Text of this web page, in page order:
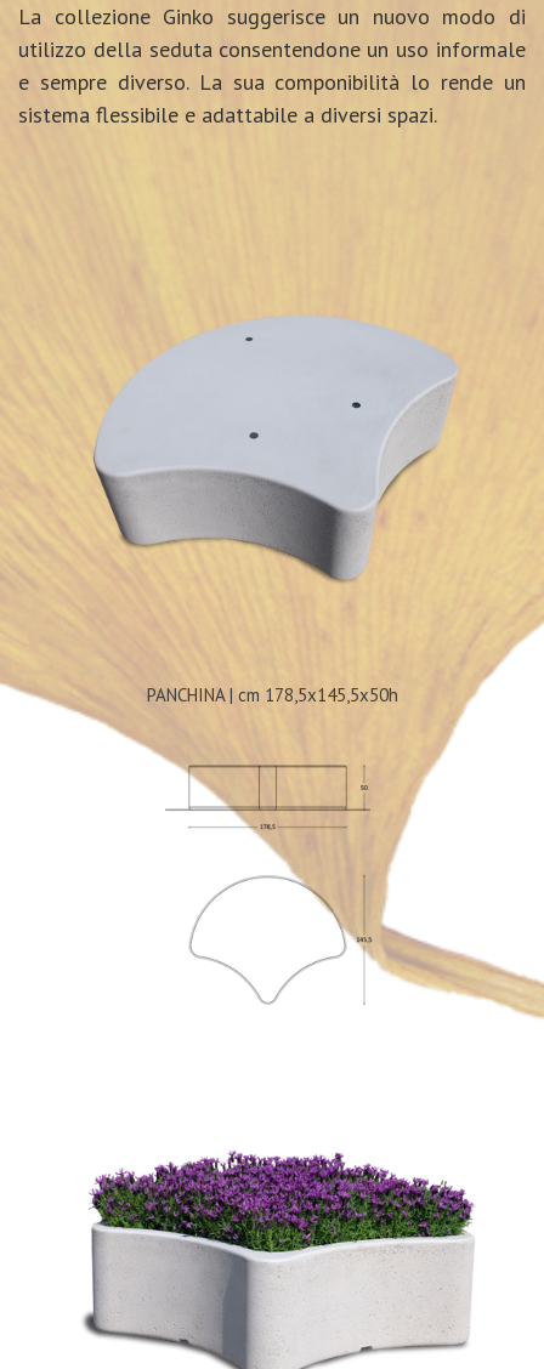
La collezione Ginko suggerisce un nuovo modo di
utilizzo della seduta consentendone un uso informale
e sempre diverso. La sua componibilità lo rende un
sistema flessibile e adattabile a diversi spazi.
PANCHINA | cm 178,5x145,5x50h